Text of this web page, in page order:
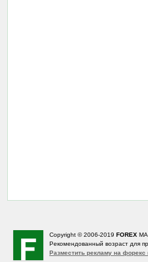
Copyright © 2006-2019 FOREX
Рекомендованный возраст для
Разместить рекламу на форекс